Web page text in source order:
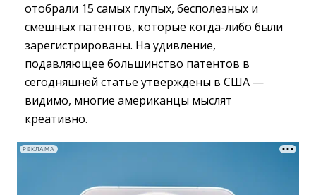
отобрали 15 самых глупых, бесполезных и
смешных патентов, которые когда-либо были
зарегистрированы. На удивление,
подавляющее большинство патентов в
сегодняшней статье утверждены в США —
видимо, многие американцы мыслят
креативно.
РЕКЛАМА